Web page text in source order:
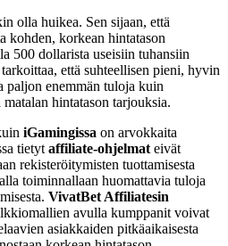
olla huikea. Sen sijaan, että
kohden, korkean hintatason
500 dollarista useisiin tuhansiin
että suhteellisen pieni, hyvin
paljon enemmän tuloja kuin
hintatason tarjouksia.
iGamingissa on arvokkaita
tietyt affiliate-ohjelmat eivät
rekisteröitymisten tuottamisesta
toiminnallaan huomattavia tuloja
VivatBet Affiliatesin
avulla kumppanit voivat
asiakkaiden pitkäaikaisesta